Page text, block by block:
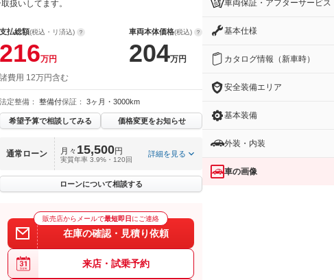
扱いしてます。
支払総額(税込・リ済込)
216万円
車両本体価格(税込)
204万円
諸費用 12万円含む
法定整備： 整備付保証： 3ヶ月・3000km
希望予算で相談してみる 価格変更をお知らせ
通常ローン 月々 15,500円
実質年率 3.9%・120回
詳細を見る
ローンについて相談する
販売店からメールで最短即日 にご連絡
在庫の確認・見積り依頼
来店・試乗予約
車両保証・アフターサービス
基本仕様
カタログ情報（新車時）
安全装備エリア
基本装備
外装・内装
車の画像